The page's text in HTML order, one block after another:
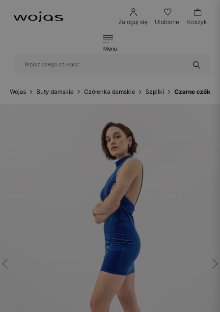
Zaloguj się Ulubione Koszyk
Menu
Wojas Buty damskie Czółenka damskie Szpilki Czarne